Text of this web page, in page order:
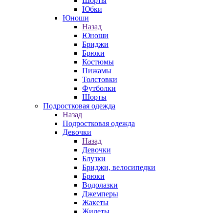
Юбки
Юноши
Назад
Юноши
Бриджи
Брюки
Костюмы
Пижамы
Толстовки
Футболки
Шорты
Подростковая одежда
Назад
Подростковая одежда
Девочки
Назад
Девочки
Блузки
Бриджи, велосипедки
Брюки
Водолазки
Джемперы
Жакеты
Жилеты